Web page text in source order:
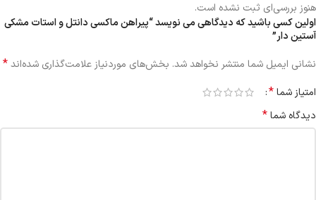
هنوز بررسی‌ای ثبت نشده است.
اولین کسی باشید که دیدگاهی می نویسد “پیراهن ماکسی دانتل و استات مشکی
آستین دار”
نشانی ایمیل شما منتشر نخواهد شد. بخش‌های موردنیاز علامت‌گذاری شده‌اند*
امتیاز شما*
دیدگاه شما*